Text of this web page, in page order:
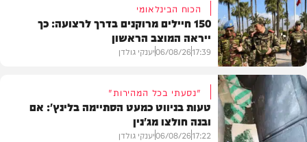
צבא וביטחון
הכוח הבינלאומי
150 חיילים מרוקנים בדרך לרצועה: כך
ייראה המוצב הראשון
17:39
06/08/26יענקי גולדן
"נסעתי בכל המהירות"
טעות בניווט כמעט הסתיימה בלינץ': אם
ובנה חולצו מג'נין
17:22
06/08/26יענקי גולדן